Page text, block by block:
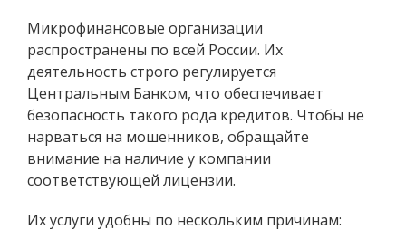
Микрофинансовые организации
распространены по всей России. Их
деятельность строго регулируется
Центральным Банком, что обеспечивает
безопасность такого рода кредитов. Чтобы не
нарваться на мошенников, обращайте
внимание на наличие у компании
соответствующей лицензии.
Их услуги удобны по нескольким причинам: